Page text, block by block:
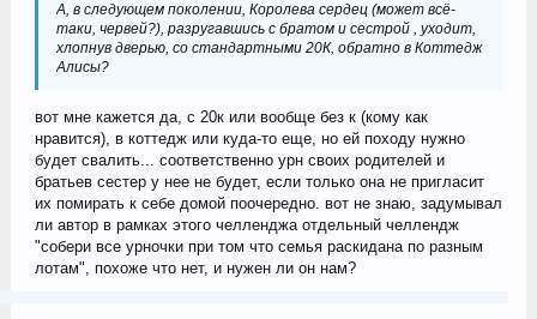
А, в следующем поколении, Королева сердец (может всё-
таки, червей?), разругавшись с братом и сестрой , уходит,
хлопнув дверью, со стандартными 20К, обратно в Коттедж
Алисы?
вот мне кажется да, с 20к или вообще без к (кому как
нравится), в коттедж или куда-то еще, но ей походу нужно
будет свалить... соответственно урн своих родителей и
братьев сестер у нее не будет, если только она не пригласит
их помирать к себе домой поочередно. вот не знаю, задумывал
ли автор в рамках этого челленджа отдельный челлендж
"собери все урночки при том что семья раскидана по разным
лотам", похоже что нет, и нужен ли он нам?